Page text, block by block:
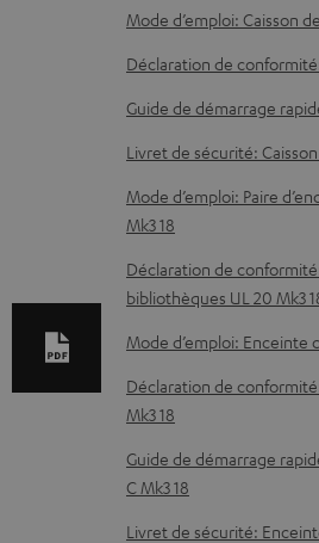
D
o
m
e
n
t
s
t
é
l
é
c
h
Mode d’emploi: Caisson
Déclaration de
Guide de démarrage
Livret de sécurité: Caisson
Mode d’emploi: Paire
Mk3 18
Déclaration de
bibliothèques UL 20 Mk3
Mode d’emploi: Enceinte
Déclaration de
Mk3 18
Guide de démarrage
C Mk3 18
Livret de sécurité: